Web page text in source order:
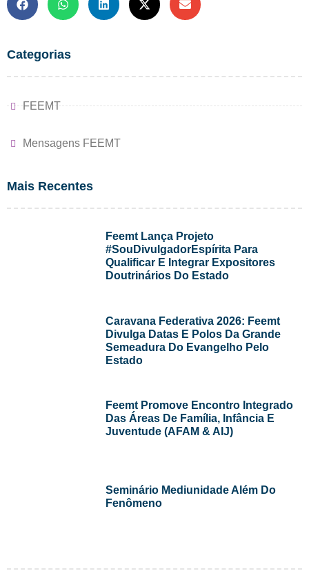
Categorias
FEEMT
Mensagens FEEMT
Mais Recentes
Feemt Lança Projeto
#SouDivulgadorEspírita Para
Qualificar E Integrar Expositores
Doutrinários Do Estado
Caravana Federativa 2026: Feemt
Divulga Datas E Polos Da Grande
Semeadura Do Evangelho Pelo
Estado
Feemt Promove Encontro Integrado
Das Áreas De Família, Infância E
Juventude (AFAM & AIJ)
Seminário Mediunidade Além Do
Fenômeno